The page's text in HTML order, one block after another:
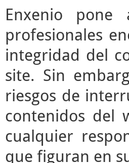
Enxenio
profesionales
integridad del
site. Sin
riesgos de
contenidos del
cualquier
que figuran en